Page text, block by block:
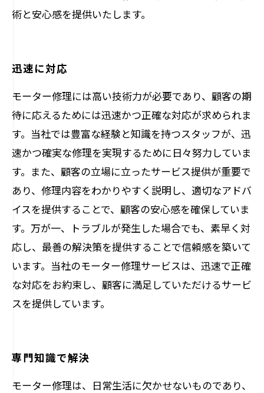
術と安心感を提供いたします。
迅速に対応
モーター修理には高い技術力が必要であり、顧客の期
待に応えるためには迅速かつ正確な対応が求められま
す。当社では豊富な経験と知識を持つスタッフが、迅
速かつ確実な修理を実現するために日々努力していま
す。また、顧客の立場に立ったサービス提供が重要で
あり、修理内容をわかりやすく説明し、適切なアドバ
イスを提供することで、顧客の安心感を確保していま
す。万が一、トラブルが発生した場合でも、素早く対
応し、最善の解決策を提供することで信頼感を築いて
います。当社のモーター修理サービスは、迅速で正確
な対応をお約束し、顧客に満足していただけるサービ
スを提供しています。
専門知識で解決
モーター修理は、日常生活に欠かせないものであり、